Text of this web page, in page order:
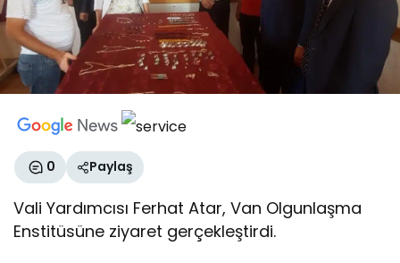
0 Paylaş
Vali Yardımcısı Ferhat Atar, Van Olgunlaşma
Enstitüsüne ziyaret gerçekleştirdi.